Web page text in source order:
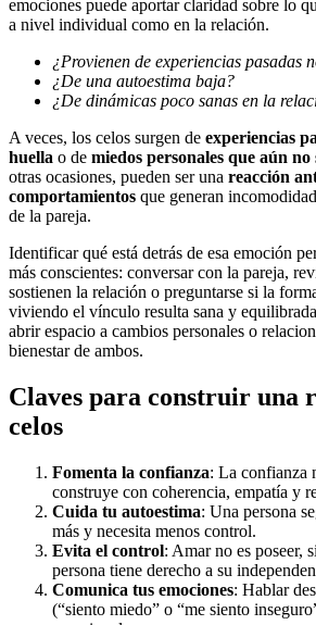
emociones puede aportar claridad sobre lo
a nivel individual como en la relación.
¿Provienen de experiencias pasadas
¿De una autoestima baja?
¿De dinámicas poco sanas en la
A veces, los celos surgen de experiencias
huella o de miedos personales que aún no
otras ocasiones, pueden ser una reacción
comportamientos que generan
de la pareja.
Identificar qué está detrás de esa emoción
más conscientes: conversar con la pareja,
sostienen la relación o preguntarse si la
viviendo el vínculo resulta sana y
abrir espacio a cambios personales o
bienestar de ambos.
Claves para construir una
celos
Fomenta la confianza: La confianza
construye con coherencia, empatía y
Cuida tu autoestima: Una persona
más y necesita menos control.
Evita el control: Amar no es poseer,
persona tiene derecho a su
Comunica tus emociones: Hablar
(“siento miedo” o “me siento